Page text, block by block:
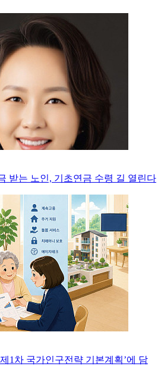
받는 노인, 기초연금 수령 길 열린다
1차 국가인구전략 기본계획’에 담